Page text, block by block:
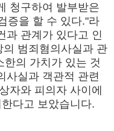
청구하여 발부받은
증을 할 수 있다."라
과 관계가 있다고 인
범죄혐의사실과 관
한의 가치가 있는 것
사실과 객관적 관련
자와 피의자 사이에
다고 보았습니다.